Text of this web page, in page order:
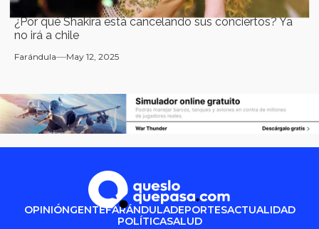
¿Por qué Shakira está cancelando sus conciertos? Ya
no irá a chile
Farándula May 12, 2025
OPINIÓNGENTEFARÁNDULADEPORTESACTUALIDAD
POLÍTICASALUD